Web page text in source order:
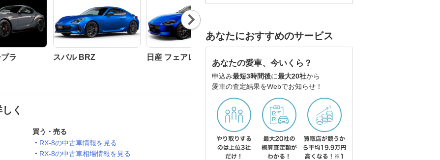
ラ スバル BRZ 日産 フェアレディZ ポルシェ 911
Nex
t
く
買う・売る
RX-8の中古車情報を見る
RX-8の中古車相場情報を見る
あなたにおすすめのサービス
あなたの愛車、今いくら？
申込み最短3時間後に最大20社から
愛車の査定結果をWebでお知らせ！